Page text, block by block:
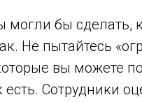
бы сделать,
Не пытайтесь
вы можете
Сотрудники